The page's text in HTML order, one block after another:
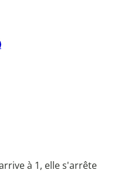
à 1, elle s'arrête